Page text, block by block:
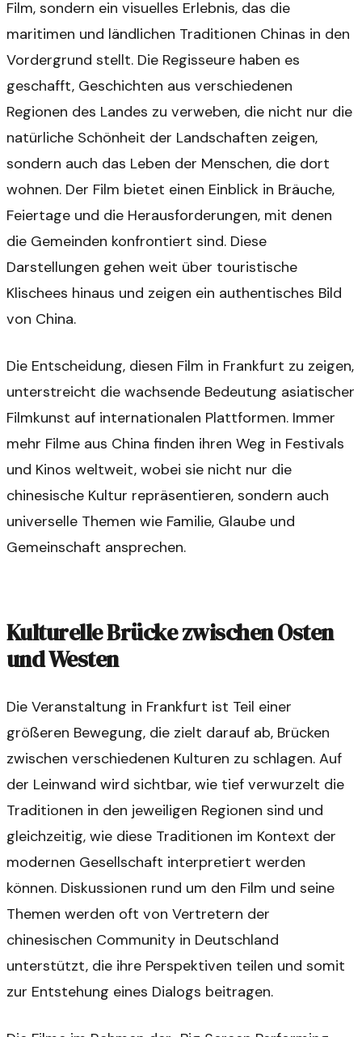
Film, sondern ein visuelles Erlebnis, das die
maritimen und ländlichen Traditionen Chinas in den
Vordergrund stellt. Die Regisseure haben es
geschafft, Geschichten aus verschiedenen
Regionen des Landes zu verweben, die nicht nur die
natürliche Schönheit der Landschaften zeigen,
sondern auch das Leben der Menschen, die dort
wohnen. Der Film bietet einen Einblick in Bräuche,
Feiertage und die Herausforderungen, mit denen
die Gemeinden konfrontiert sind. Diese
Darstellungen gehen weit über touristische
Klischees hinaus und zeigen ein authentisches Bild
von China.
Die Entscheidung, diesen Film in Frankfurt zu zeigen,
unterstreicht die wachsende Bedeutung asiatischer
Filmkunst auf internationalen Plattformen. Immer
mehr Filme aus China finden ihren Weg in Festivals
und Kinos weltweit, wobei sie nicht nur die
chinesische Kultur repräsentieren, sondern auch
universelle Themen wie Familie, Glaube und
Gemeinschaft ansprechen.
Kulturelle Brücke zwischen Osten
und Westen
Die Veranstaltung in Frankfurt ist Teil einer
größeren Bewegung, die zielt darauf ab, Brücken
zwischen verschiedenen Kulturen zu schlagen. Auf
der Leinwand wird sichtbar, wie tief verwurzelt die
Traditionen in den jeweiligen Regionen sind und
gleichzeitig, wie diese Traditionen im Kontext der
modernen Gesellschaft interpretiert werden
können. Diskussionen rund um den Film und seine
Themen werden oft von Vertretern der
chinesischen Community in Deutschland
unterstützt, die ihre Perspektiven teilen und somit
zur Entstehung eines Dialogs beitragen.